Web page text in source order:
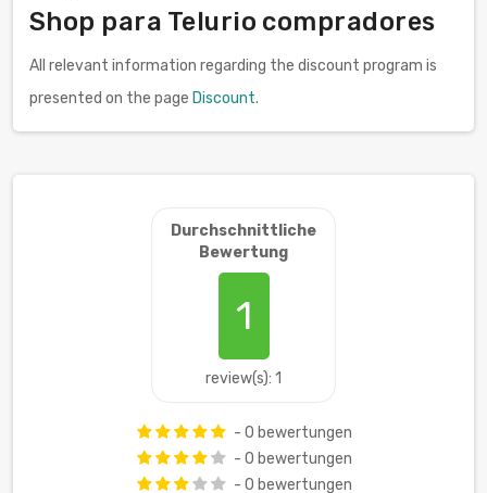
Shop para Telurio compradores
All relevant information regarding the discount program is
presented on the page Discount.
Durchschnittliche
Bewertung
1
review(s): 1
- 0 bewertungen
- 0 bewertungen
- 0 bewertungen